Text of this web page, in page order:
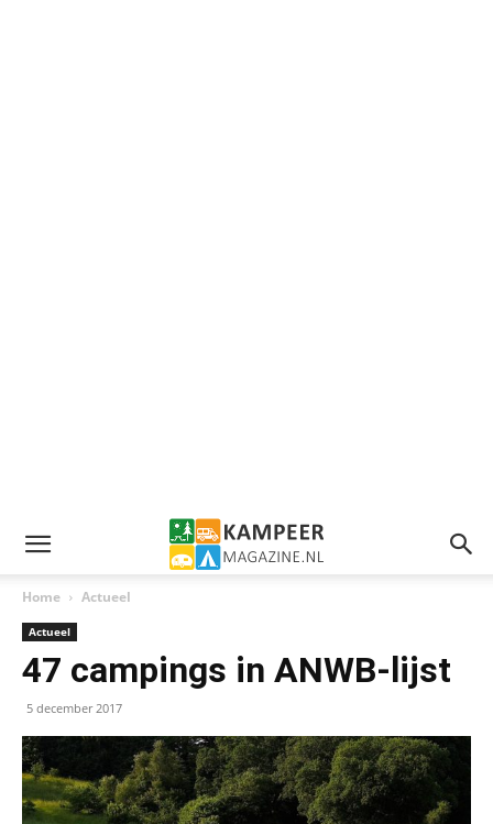
Home Actueel
Actueel
47 campings in ANWB-lijst
5 december 2017